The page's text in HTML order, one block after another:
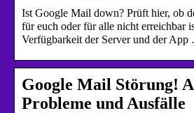
Ist Google Mail down? Prüft hier, ob
für euch oder für alle nicht erreichbar
Verfügbarkeit der Server und der
Google Mail Störung!
Probleme und Ausfälle